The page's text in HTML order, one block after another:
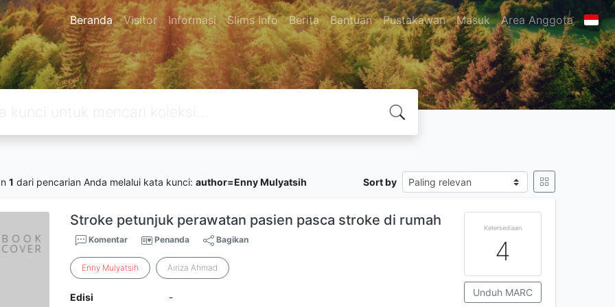
Beranda Visitor Informasi Slims Info Berita Bantuan Pustakawan Masuk Area Anggota
1 dari pencarian Anda melalui kata kunci: author=Enny Mulyatsih Sort by
Stroke petunjuk perawatan pasien pasca stroke di rumah
Komentar Penanda Bagikan
Enny Mulyatsih Airiza Ahmad
Edisi
-
Ketersediaan
4
Unduh MARC